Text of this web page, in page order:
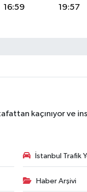
16:59 19:57
kaçınıyor ve
İstanbul Trafik
Haber Arşivi